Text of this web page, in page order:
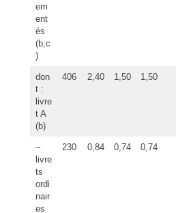
em
ent
és
(b,c
)
don
t :
livre
t A
(b)
406 2,40 1,50 1,50
–
livre
ts
ordi
nair
es
230 0,84 0,74 0,74